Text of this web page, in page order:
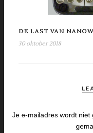
DE LAST VAN
30 oktober 2018
Je e-mailadres wordt niet